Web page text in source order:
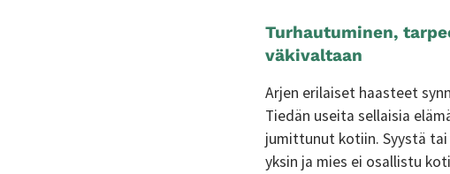
Turhautuminen,
väkivaltaan
Arjen erilaiset haasteet
Tiedän useita sellaisia
jumittunut kotiin. Syystä
yksin ja mies ei osallistu